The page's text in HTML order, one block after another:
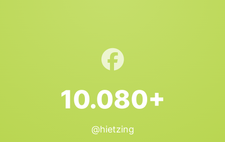
10.080+
@hietzing